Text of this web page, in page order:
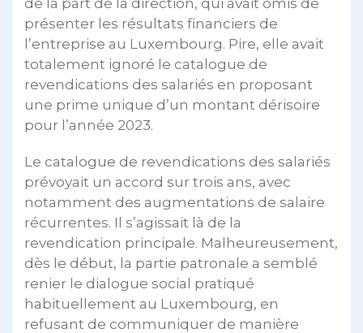
présenter les résultats financiers de
l’entreprise au Luxembourg. Pire, elle avait
totalement ignoré le catalogue de
revendications des salariés en proposant
une prime unique d’un montant dérisoire
pour l’année 2023.
Le catalogue de revendications des salariés
prévoyait un accord sur trois ans, avec
notamment des augmentations de salaire
récurrentes. Il s’agissait là de la
revendication principale. Malheureusement,
dès le début, la partie patronale a semblé
renier le dialogue social pratiqué
habituellement au Luxembourg, en
refusant de communiquer de manière